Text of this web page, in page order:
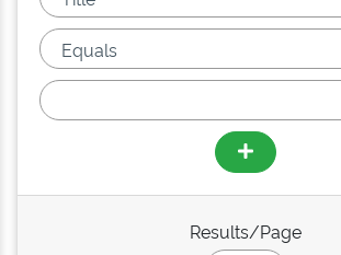
Results/Page